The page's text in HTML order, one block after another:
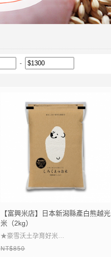
【富興米店】日本新潟縣產白熊越光
米（2kg）
★豪雪沃土孕育好米
★職人精耕安心之選
NT$850